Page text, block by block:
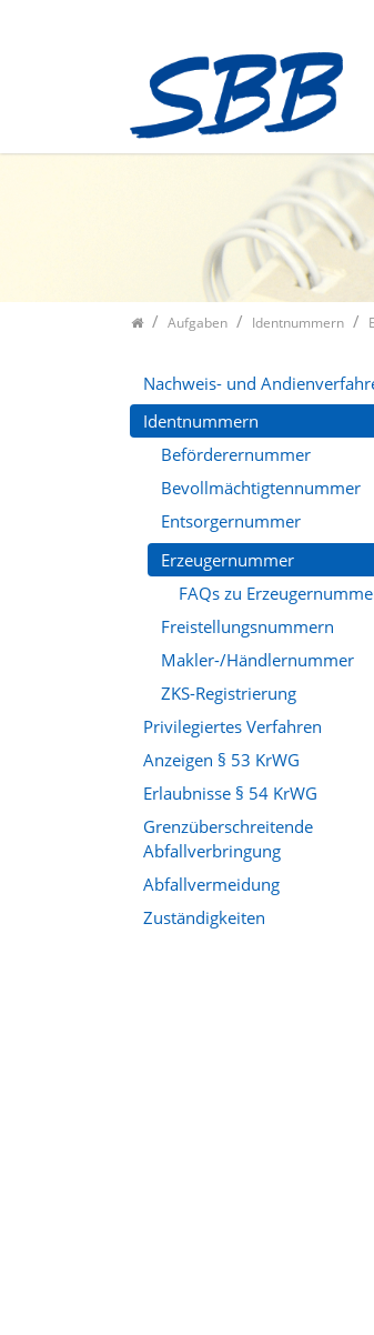
Aufgaben Identnummern
Nachweis- und
Identnummern
Beförderernummer
Bevollmächtigtennummer
Entsorgernummer
Erzeugernummer
FAQs zu
Freistellungsnummern
Makler-/Händlernummer
ZKS-Registrierung
Privilegiertes Verfahren
Anzeigen § 53 KrWG
Erlaubnisse § 54 KrWG
Grenzüberschreitende
Abfallverbringung
Abfallvermeidung
Zuständigkeiten